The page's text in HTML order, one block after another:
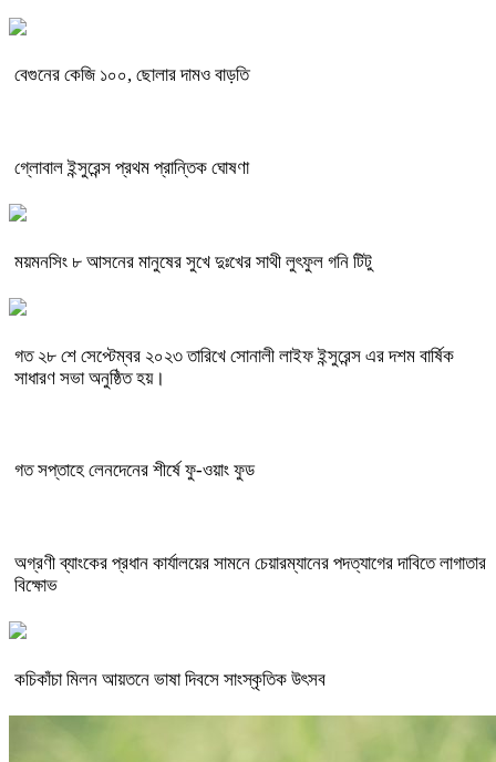
বেগুনের কেজি ১০০, ছোলার দামও বাড়তি
গ্লোবাল ইন্সুরেন্স প্রথম প্রান্তিক ঘোষণা
ময়মনসিং ৮ আসনের মানুষের সুখে দুঃখের সাথী লুৎফুল গনি টিটু
গত ২৮ শে সেপ্টেম্বর ২০২৩ তারিখে সোনালী লাইফ ইন্সুরেন্স এর দশম বার্ষিক
সাধারণ সভা অনুষ্ঠিত হয়।
গত সপ্তাহে লেনদেনের শীর্ষে ফু-ওয়াং ফুড
অগ্রণী ব্যাংকের প্রধান কার্যালয়ের সামনে চেয়ারম্যানের পদত্যাগের দাবিতে লাগাতার
বিক্ষোভ
কচিকাঁচা মিলন আয়তনে ভাষা দিবসে সাংস্কৃতিক উৎসব